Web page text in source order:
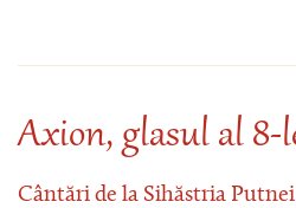
Axion, glasul al 8-
Cântări de la Sihăstria Putnei